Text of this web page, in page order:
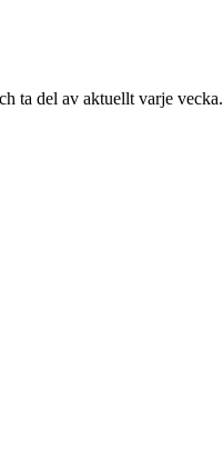
ta del av aktuellt varje vecka.